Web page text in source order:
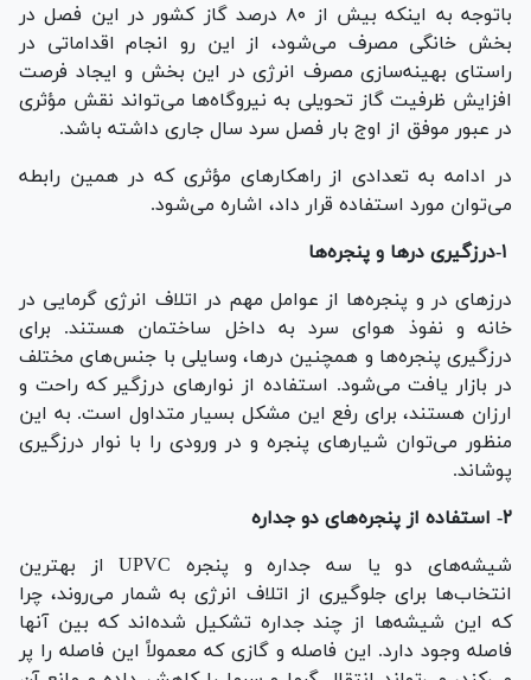
باتوجه به اینکه بیش از ۸۰ درصد گاز کشور در این فصل در
بخش خانگی مصرف می‌شود، از این رو انجام اقداماتی در
راستای بهینه‌سازی مصرف انرژی در این بخش و ایجاد فرصت
افزایش ظرفیت گاز تحویلی به نیروگاه‌ها می‌تواند نقش مؤثری
در عبور موفق از اوج بار فصل سرد سال جاری داشته باشد.
در ادامه به تعدادی از راهکار‌های مؤثری که در همین رابطه
می‌توان مورد استفاده قرار داد، اشاره می‌شود.
درز‌های در و پنجره‌ها از عوامل مهم در اتلاف انرژی گرمایی در
خانه و نفوذ هوای سرد به داخل ساختمان هستند. برای
درزگیری پنجره‌ها و همچنین در‌ها، وسایلی با جنس‌های مختلف
در بازار یافت می‌شود. استفاده از نوار‌های درزگیر که راحت و
ارزان هستند، برای رفع این مشکل بسیار متداول است. به این
منظور می‌توان شیار‌های پنجره و در ورودی را با نوار درزگیری
پوشاند.
۲- استفاده از پنجره‌های دو جداره
شیشه‌های دو یا سه جداره و پنجره UPVC از بهترین
انتخاب‌ها برای جلوگیری از اتلاف انرژی به شمار می‌روند، چرا
که این شیشه‌ها از چند جداره تشکیل شده‌اند که بین آنها
فاصله وجود دارد. این فاصله و گازی که معمولاً این فاصله را پر